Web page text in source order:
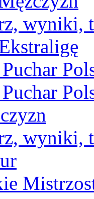
wyniki,
wyniki,